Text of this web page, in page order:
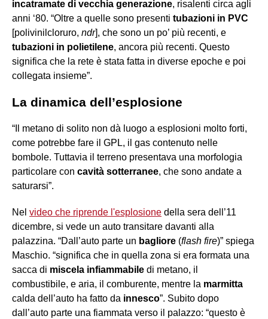
incatramate di vecchia generazione, risalenti circa agli
anni ‘80. “Oltre a quelle sono presenti tubazioni in PVC
[polivinilcloruro, ndr], che sono un po’ più recenti, e
tubazioni in polietilene, ancora più recenti. Questo
significa che la rete è stata fatta in diverse epoche e poi
collegata insieme”.
La dinamica dell’esplosione
“Il metano di solito non dà luogo a esplosioni molto forti,
come potrebbe fare il GPL, il gas contenuto nelle
bombole. Tuttavia il terreno presentava una morfologia
particolare con cavità sotterranee, che sono andate a
saturarsi”.
Nel video che riprende l'esplosione della sera dell’11
dicembre, si vede un auto transitare davanti alla
palazzina. “Dall’auto parte un bagliore (flash fire)” spiega
Maschio. “significa che in quella zona si era formata una
sacca di miscela infiammabile di metano, il
combustibile, e aria, il comburente, mentre la marmitta
calda dell’auto ha fatto da innesco”. Subito dopo
dall’auto parte una fiammata verso il palazzo: “questo è